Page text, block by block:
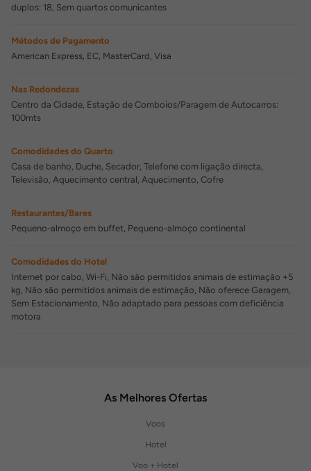
duplos: 18, Sem quartos comunicantes
Métodos de Pagamento
American Express, EC, MasterCard, Visa
Nas Redondezas
Centro da Cidade, Estação de Comboios/Paragem de Autocarros:
100mts
Comodidades do Quarto
Casa de banho, Duche, Secador, Telefone com ligação directa,
Televisão, Aquecimento central, Aquecimento, Cofre
Restaurantes/Bares
Pequeno-almoço em buffet, Pequeno-almoço continental
Comodidades do Hotel
Internet por cabo, Wi-Fi, Não são permitidos animais de estimação +5
kg, Não são permitidos animais de estimação, Não oferece Garagem,
Sem Estacionamento, Não adaptado para pessoas com deficiência
motora
As Melhores Ofertas
Voos
Hotel
Voo + Hotel